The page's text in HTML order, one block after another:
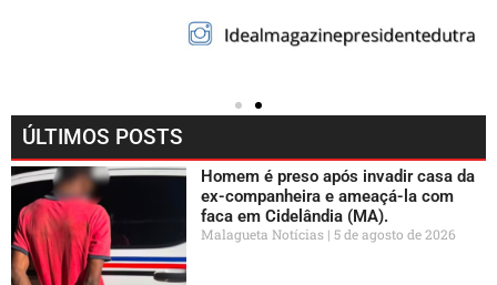
ÚLTIMOS POSTS
Homem é preso após invadir casa da
ex-companheira e ameaçá-la com
faca em Cidelândia (MA).
Malagueta Notícias 5 de agosto de 2026